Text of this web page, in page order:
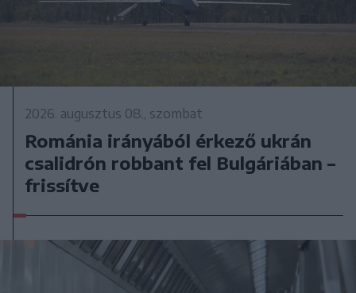
2026. augusztus 08., szombat
Románia irányából érkező ukrán
csalidrón robbant fel Bulgáriában –
frissítve